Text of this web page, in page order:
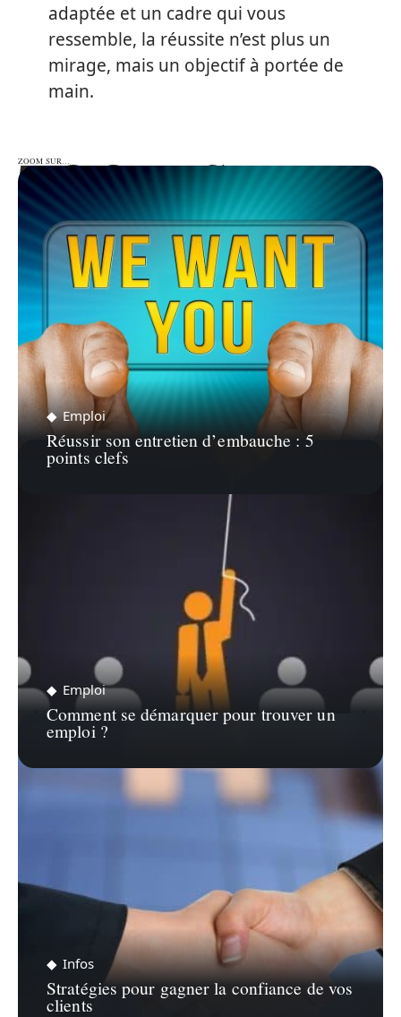
adaptée et un cadre qui vous
ressemble, la réussite n’est plus un
mirage, mais un objectif à portée de
main.
ZOOM SUR…
ZOOM SUR…
Emploi
Réussir son entretien d’embauche : 5
points clefs
Emploi
Comment se démarquer pour trouver un
emploi ?
Infos
Stratégies pour gagner la confiance de vos
clients